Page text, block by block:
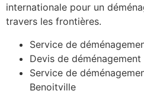
internationale pour un
travers les frontières.
Service de
Devis de
Service de
Benoitville